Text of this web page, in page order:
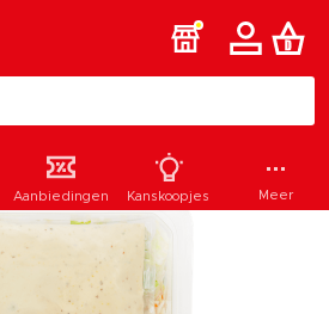
Aanbiedingen Kanskoopjes Meer